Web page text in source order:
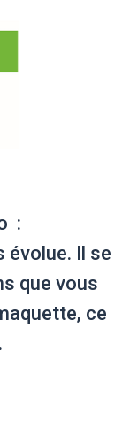
:
évolue. Il se
que vous
ce